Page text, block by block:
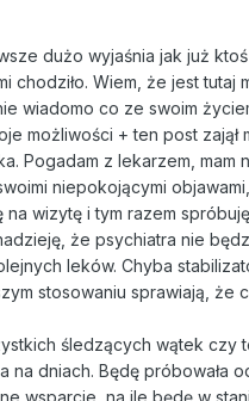
dużo wyjaśnia jak już
chodziło. Wiem, że jest
wiadomo co ze swoim
możliwości + ten post zajął
Pogadam z lekarzem,
niepokojącymi
na wizytę i tym razem
że psychiatra nie
leków. Chyba
stosowaniu sprawiają, że
śledzących wątek czy
na dniach. Będę
wsparcie, na ile będę w